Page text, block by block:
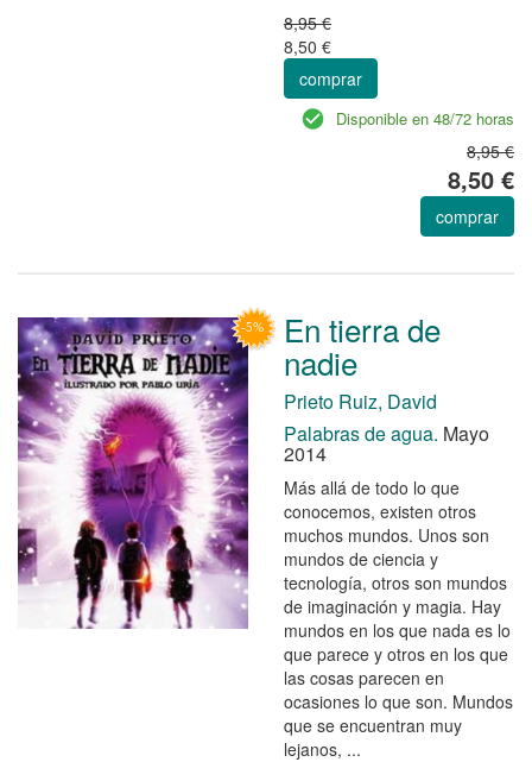
8,95 €
8,50 €
comprar
Disponible en 48/72 horas
8,95 €
8,50 €
comprar
En tierra de
nadie
Prieto Ruiz, David
Palabras de agua. Mayo
2014
Más allá de todo lo que
conocemos, existen otros
muchos mundos. Unos son
mundos de ciencia y
tecnología, otros son mundos
de imaginación y magia. Hay
mundos en los que nada es lo
que parece y otros en los que
las cosas parecen en
ocasiones lo que son. Mundos
que se encuentran muy
lejanos, ...